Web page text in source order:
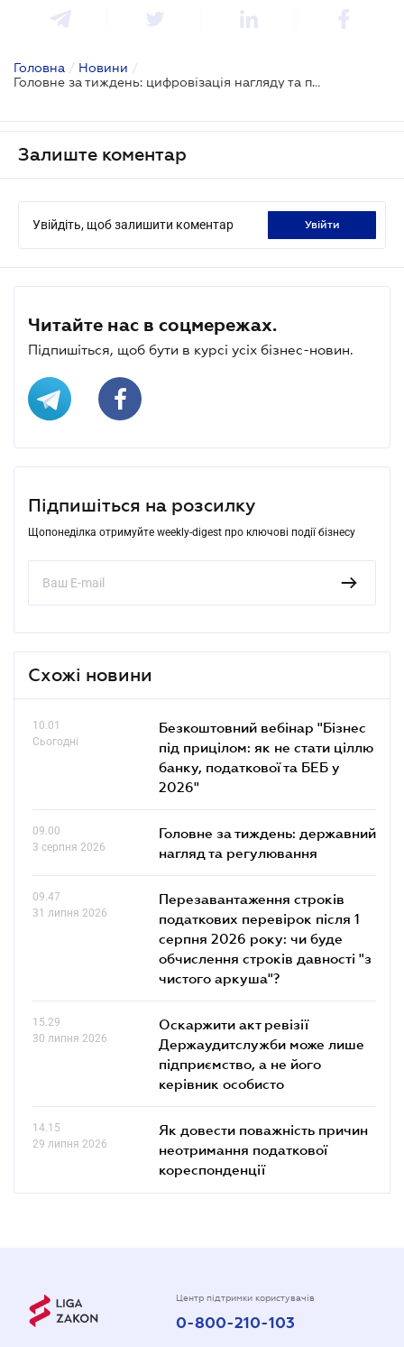
Головна / Новини /
Головне за тиждень: цифровізація нагляду та посилення секторального контролю
Залиште коментар
Увійдіть, щоб залишити коментар увійти
Читайте нас в соцмережах.
Підпишіться, щоб бути в курсі усіх бізнес-новин.
Підпишіться на розсилку
Щопонеділка отримуйте weekly-digest про ключові події бізнесу
Схожі новини
10.01
Сьогодні
Безкоштовний вебінар "Бізнес
під прицілом: як не стати ціллю
банку, податкової та БЕБ у
2026"
09.00
3 серпня 2026
Головне за тиждень: державний
нагляд та регулювання
09.47
31 липня 2026
Перезавантаження строків
податкових перевірок після 1
серпня 2026 року: чи буде
обчислення строків давності "з
чистого аркуша"?
15.29
30 липня 2026
Оскаржити акт ревізії
Держаудитслужби може лише
підприємство, а не його
керівник особисто
14.15
29 липня 2026
Як довести поважність причин
неотримання податкової
кореспонденції
Центр підтримки користувачів
0-800-210-103